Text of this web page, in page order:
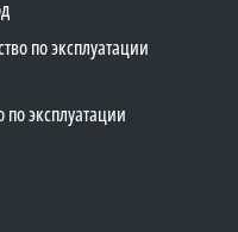
по эксплуатации
эксплуатации